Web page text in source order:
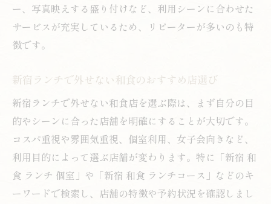
ー、写真映えする盛り付けなど、利用シーンに合わせた
サービスが充実しているため、リピーターが多いのも特
徴です。
新宿ランチで外せない和食のおすすめ店選び
新宿ランチで外せない和食店を選ぶ際は、まず自分の目
的やシーンに合った店舗を明確にすることが大切です。
コスパ重視や雰囲気重視、個室利用、女子会向きなど、
利用目的によって選ぶ店舗が変わります。特に「新宿 和
食 ランチ 個室」や「新宿 和食 ランチコース」などのキ
ーワードで検索し、店舗の特徴や予約状況を確認しまし